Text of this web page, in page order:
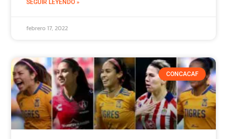
SEGUIR LEYENDO »
febrero 17, 2022
CONCACAF